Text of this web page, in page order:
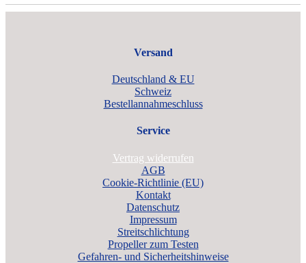
Versand
Deutschland & EU
Schweiz
Bestellannahmeschluss
Service
Vertrag widerrufen
AGB
Cookie-Richtlinie (EU)
Kontakt
Datenschutz
Impressum
Streitschlichtung
Propeller zum Testen
Gefahren- und Sicherheitshinweise